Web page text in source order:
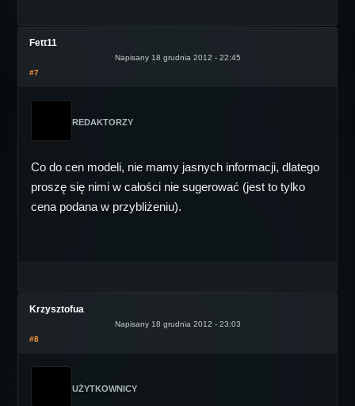
Fett11
Napisany 18 grudnia 2012 - 22:45
#7
REDAKTORZY
Co do cen modeli, nie mamy jasnych informacji, dlatego
proszę się nimi w całości nie sugerować (jest to tylko
cena podana w przybliżeniu).
Krzysztofua
Napisany 18 grudnia 2012 - 23:03
#8
UŻYTKOWNICY